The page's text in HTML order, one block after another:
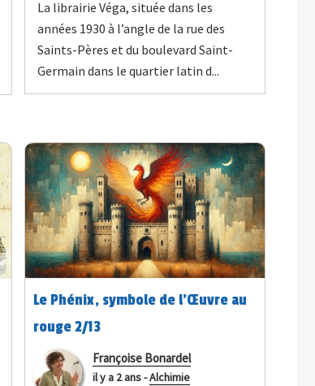
La librairie Véga, située dans les
années 1930 à l’angle de la rue des
Saints-Pères et du boulevard Saint-
Germain dans le quartier latin d...
Le Phénix, symbole de l’Œuvre au
rouge 2/13
Françoise Bonardel
il y a 2 ans-Alchimie